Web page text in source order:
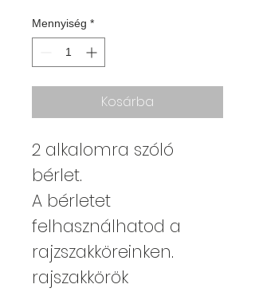
Mennyiség *
Kosárba
2 alkalomra szóló
bérlet.
A bérletet
felhasználhatod a
rajzszakköreinken.
rajszakkörök